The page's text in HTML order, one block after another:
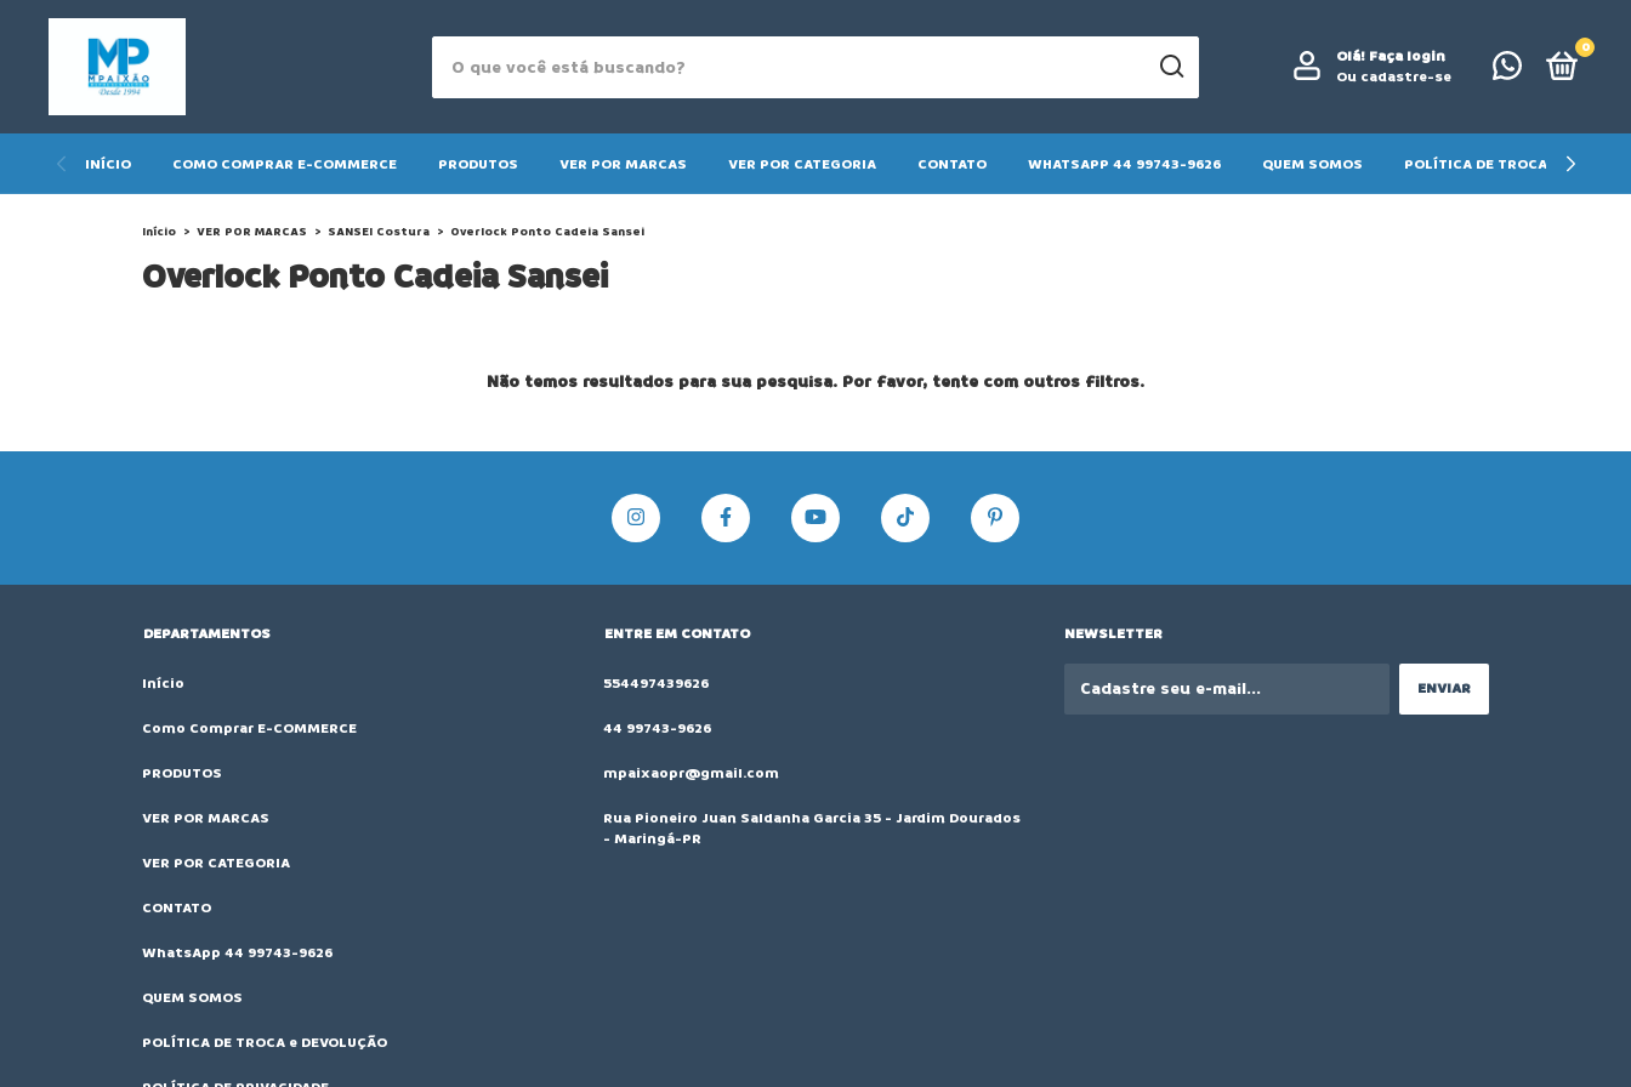
Olá! Faça login
Ou cadastre-se
0
INÍCIO COMO COMPRAR E-COMMERCE PRODUTOS VER POR MARCAS VER POR CATEGORIA CONTATO WHATSAPP 44 99743-9626 QUEM SOMOS POLÍTICA DE TROCA E
Início > VER POR MARCAS > SANSEI Costura > Overlock Ponto Cadeia Sansei
Overlock Ponto Cadeia Sansei
Não temos resultados para sua pesquisa. Por favor, tente com outros filtros.
DEPARTAMENTOS
Início
Como Comprar E-COMMERCE
PRODUTOS
VER POR MARCAS
VER POR CATEGORIA
CONTATO
WhatsApp 44 99743-9626
QUEM SOMOS
POLÍTICA DE TROCA e DEVOLUÇÃO
ENTRE EM CONTATO
554497439626
44 99743-9626
mpaixaopr@gmail.com
Rua Pioneiro Juan Saldanha Garcia 35 - Jardim Dourados
- Maringá-PR
NEWSLETTER